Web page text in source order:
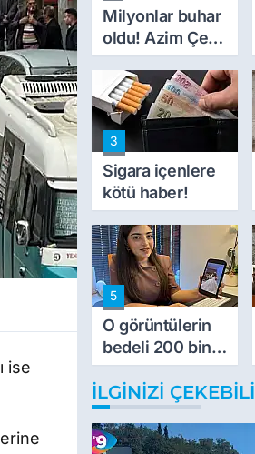
ise
Milyonlar buhar
oldu! Azim Çelik
inşaat mağduru
ilk kez konuştu
3
Sigara içenlere
kötü haber!
5
O görüntülerin
bedeli 200 bin
TL
İLGINIZI